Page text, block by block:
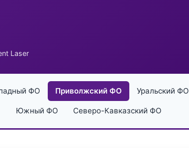
Laser
ФО Приволжский ФО Уральский ФО
Южный ФО Северо-Кавказский ФО